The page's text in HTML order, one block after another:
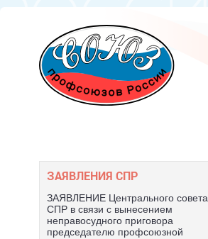
ЗАЯВЛЕНИЯ СПР
ЗАЯВЛЕНИЕ Центрального совета
СПР в связи с вынесением
неправосудного приговора
председателю профсоюзной